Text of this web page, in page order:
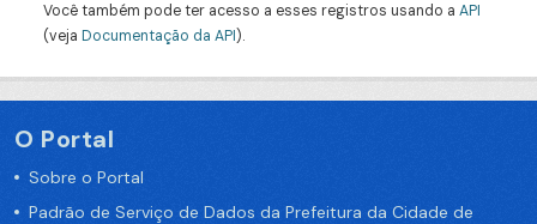
Você também pode ter acesso a esses registros usando a API
(veja Documentação da API).
O Portal
Sobre o Portal
Padrão de Serviço de Dados da Prefeitura da Cidade de